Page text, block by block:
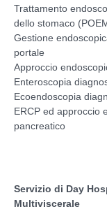
Trattamento
dello stomaco
Gestione
portale
Approccio
Enteroscopia
Ecoendoscopia
ERCP ed approccio
pancreatico
Servizio di Day
Multiviscerale